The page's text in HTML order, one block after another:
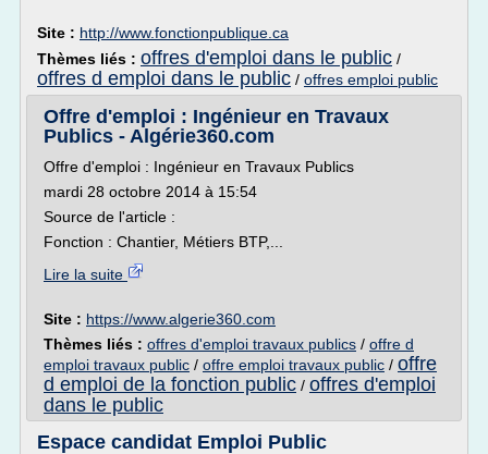
Site : http://www.fonctionpublique.ca
Thèmes liés : offres d'emploi dans le public /
offres d emploi dans le public / offres emploi public
Offre d'emploi : Ingénieur en Travaux
Publics - Algérie360.com
Offre d'emploi : Ingénieur en Travaux Publics
mardi 28 octobre 2014 à 15:54
Source de l'article :
Fonction : Chantier, Métiers BTP,...
Lire la suite
Site : https://www.algerie360.com
Thèmes liés : offres d'emploi travaux publics / offre d
emploi travaux public / offre emploi travaux public / offre
d emploi de la fonction public / offres d'emploi
dans le public
Espace candidat Emploi Public